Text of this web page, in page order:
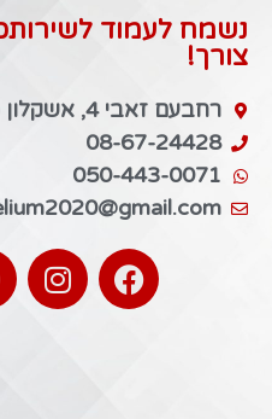
נשמח לעמוד
צורך!
רחבעם זאבי 4, אשקלון (ברנע סנטר)
08-67-24428
050-443-0071